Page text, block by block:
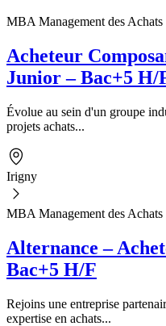
MBA Management des Achats
Acheteur
Junior – Bac+5 H/
Évolue au sein d'un groupe
projets achats...
Irigny
MBA Management des Achats
Alternance –
Bac+5 H/F
Rejoins une entreprise
expertise en achats...